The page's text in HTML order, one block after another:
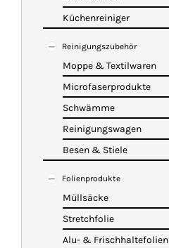
Küchenreiniger
Reinigungszubehör
Moppe & Textilwaren
Microfaserprodukte
Schwämme
Reinigungswagen
Besen & Stiele
Folienprodukte
Müllsäcke
Stretchfolie
Alu- & Frischhaltefolien